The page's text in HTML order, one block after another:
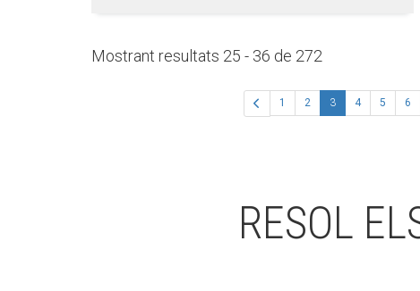
Mostrant resultats 25 - 36 de 272
1 2 3(actual)
4 5 6
RESOL